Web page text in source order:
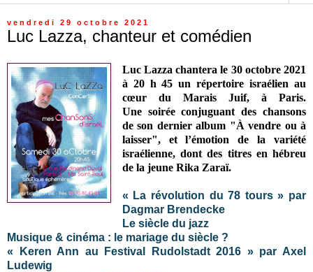
vendredi 29 octobre 2021
Luc Lazza, chanteur et comédien
Luc Lazza chantera le 30 octobre 2021
à 20 h 45 un répertoire israélien au
cœur du Marais Juif, à Paris.
Unesoirée conjuguant des chansons
de son dernier album "À vendre ou à
laisser", et l’émotion de la variété
israélienne, dont des titres en hébreu
de la jeune Rika Zaraï.
« La révolution du 78 tours » par
Dagmar Brendecke
Le siècle du jazz
Musique & cinéma : le mariage du siècle ?
« Keren Ann au Festival Rudolstadt 2016 » par Axel
Ludewig